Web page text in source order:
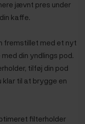
jævnt pres under
kaffe.
fremstillet med et nyt
din yndlings pod.
tilføj din pod
til at brygge en
filterholder